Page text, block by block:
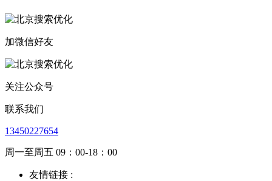
加微信好友
关注公众号
联系我们
13450227654
周一至周五 09：00-18：00
友情链接 :